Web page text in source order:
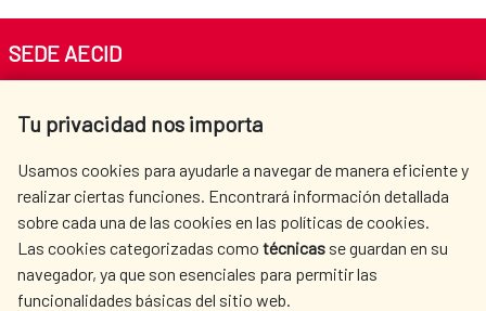
Tu privacidad nos importa
Usamos cookies para ayudarle a navegar de manera eficiente y
realizar ciertas funciones. Encontrará información detallada
sobre cada una de las cookies en las políticas de cookies.
Las cookies categorizadas como técnicas se guardan en su
navegador, ya que son esenciales para permitir las
funcionalidades básicas del sitio web.
SEDE AECID
Tel. +34 900 20 30 54​​​​​​​
AECID
WHERE DO WE COOPERATE?
SPANISH HUMANITARIAN
ACTION
PRESS ROOM